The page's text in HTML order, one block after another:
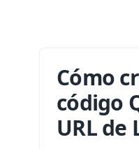
Cómo
código
URL